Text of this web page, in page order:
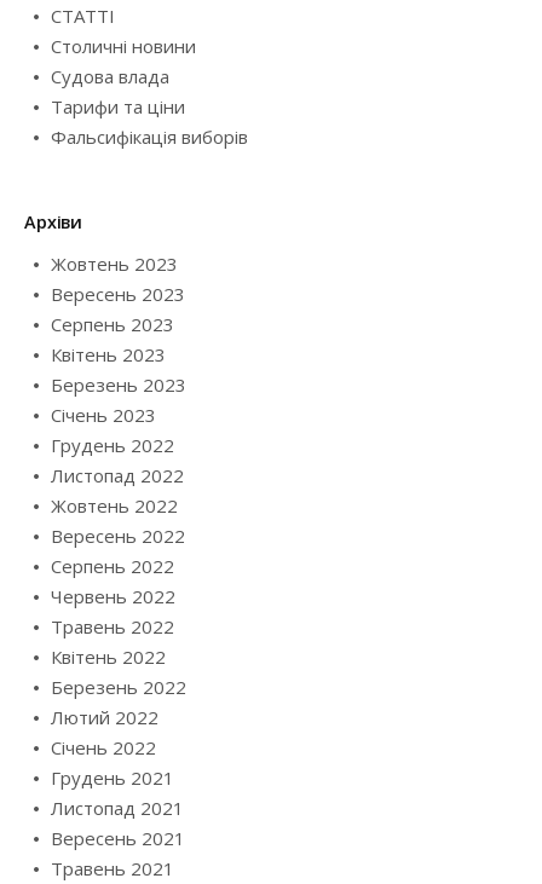
СТАТТІ
Столичні новини
Судова влада
Тарифи та ціни
Фальсифікація виборів
Архіви
Жовтень 2023
Вересень 2023
Серпень 2023
Квітень 2023
Березень 2023
Січень 2023
Грудень 2022
Листопад 2022
Жовтень 2022
Вересень 2022
Серпень 2022
Червень 2022
Травень 2022
Квітень 2022
Березень 2022
Лютий 2022
Січень 2022
Грудень 2021
Листопад 2021
Вересень 2021
Травень 2021